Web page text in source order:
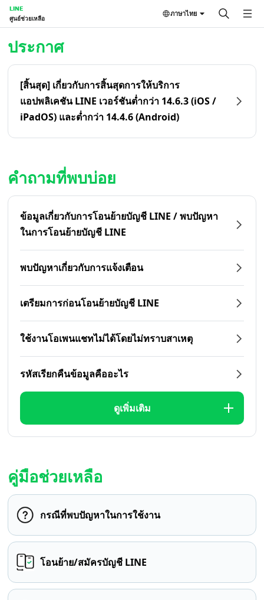
LINE
ศูนย์ช่วยเหลือ
ภาษาไทย
ประกาศ
[สิ้นสุด] เกี่ยวกับการสิ้นสุดการให้บริการ
แอปพลิเคชัน LINE เวอร์ชันต่ำกว่า 14.6.3 (iOS /
iPadOS) และต่ำกว่า 14.4.6 (Android)
คำถามที่พบบ่อย
ข้อมูลเกี่ยวกับการโอนย้ายบัญชี LINE / พบปัญหา
ในการโอนย้ายบัญชี LINE
พบปัญหาเกี่ยวกับการแจ้งเตือน
เตรียมการก่อนโอนย้ายบัญชี LINE
ใช้งานโอเพนแชทไม่ได้โดยไม่ทราบสาเหตุ
รหัสเรียกคืนข้อมูลคืออะไร
ดูเพิ่มเติม
คู่มือช่วยเหลือ
กรณีที่พบปัญหาในการใช้งาน
โอนย้าย/สมัครบัญชี LINE